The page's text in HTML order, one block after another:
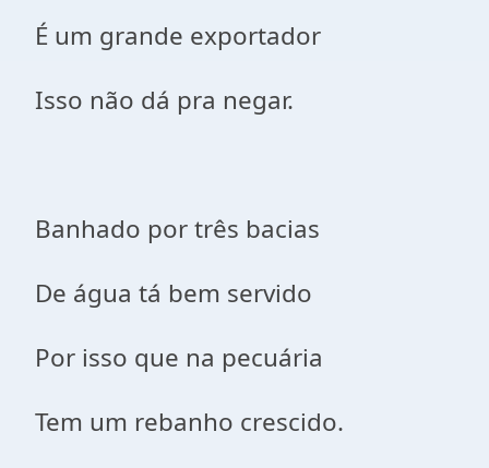
É um grande exportador
Isso não dá pra negar.
Banhado por três bacias
De água tá bem servido
Por isso que na pecuária
Tem um rebanho crescido.